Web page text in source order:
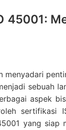
45001:
menyadari
sebuah
aspek
sertifikasi
yang siap